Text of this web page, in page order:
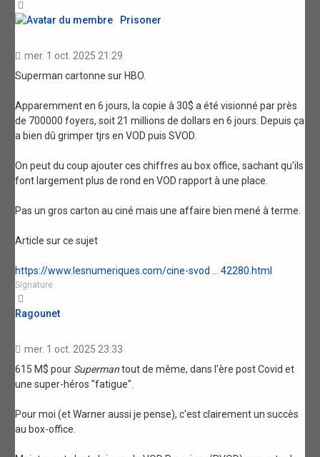
Prisoner
mer. 1 oct. 2025 21:29
Superman cartonne sur HBO.
Apparemment en 6 jours, la copie à 30$ a été visionné par près
de 700000 foyers, soit 21 millions de dollars en 6 jours. Depuis ça
a bien dû grimper tjrs en VOD puis SVOD.
On peut du coup ajouter ces chiffres au box office, sachant qu'ils
font largement plus de rond en VOD rapport à une place.
Pas un gros carton au ciné mais une affaire bien mené à terme.
Article sur ce sujet
https://www.lesnumeriques.com/cine-svod ... 42280.html
Signature
Ragounet
mer. 1 oct. 2025 23:33
615 M$ pour Supermantout de même, dans l'ère post Covid et
une super-héros "fatigue".
Pour moi (et Warner aussi je pense), c'est clairement un succès
au box-office.